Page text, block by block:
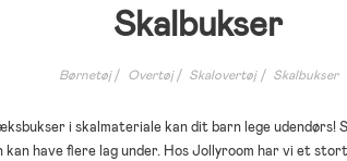
Skalbukser
Børnetøj Overtøj Skalovertøj Skalbukser
i skalmateriale kan dit barn lege udendørs!
have flere lag under. Hos Jollyroom har vi et